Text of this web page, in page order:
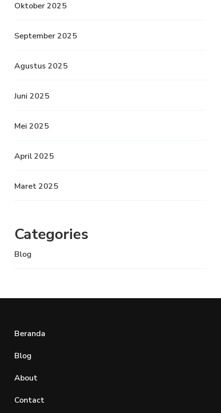
Oktober 2025
September 2025
Agustus 2025
Juni 2025
Mei 2025
April 2025
Maret 2025
Categories
Blog
Beranda
Blog
About
Contact